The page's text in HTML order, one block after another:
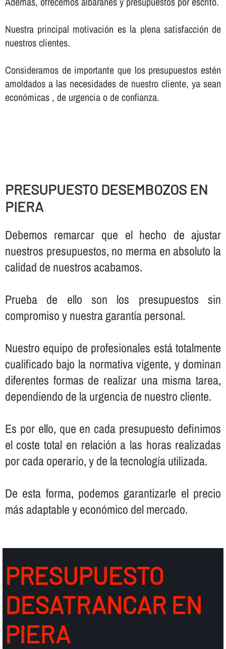
Nuestra principal motivación es la plena satisfacción de
nuestros clientes.
Consideramos de importante que los presupuestos estén
amoldados a las necesidades de nuestro cliente, ya sean
económicas , de urgencia o de confianza.
PRESUPUESTO DESEMBOZOS EN
PIERA
Debemos remarcar que el hecho de ajustar
nuestros presupuestos, no merma en absoluto la
calidad de nuestros acabamos.
Prueba de ello son los presupuestos sin
compromiso y nuestra garantí­a personal.
Nuestro equipo de profesionales está totalmente
cualificado bajo la normativa vigente, y dominan
diferentes formas de realizar una misma tarea,
dependiendo de la urgencia de nuestro cliente.
Es por ello, que en cada presupuesto definimos
el coste total en relación a las horas realizadas
por cada operario, y de la tecnologí­a utilizada.
De esta forma, podemos garantizarle el precio
más adaptable y económico del mercado.
PRESUPUESTO
DESATRANCAR EN
PIERA